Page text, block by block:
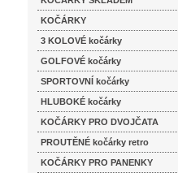
KOČÁRKY
3 KOLOVÉ kočárky
GOLFOVÉ kočárky
SPORTOVNÍ kočárky
HLUBOKÉ kočárky
KOČÁRKY PRO DVOJČATA
PROUTĚNÉ kočárky retro
KOČÁRKY PRO PANENKY